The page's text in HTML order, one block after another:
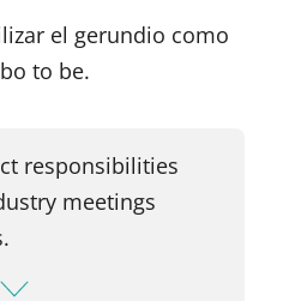
el gerundio como
to be.
responsibilities
meetings